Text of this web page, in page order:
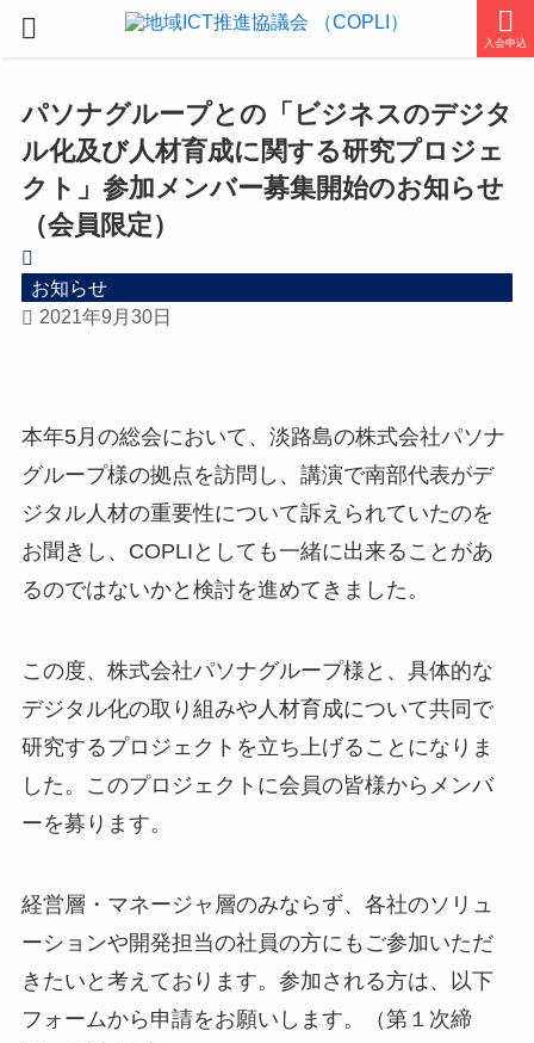
入会申込
パソナグループとの「ビジネスのデジタ
ル化及び人材育成に関する研究プロジェ
クト」参加メンバー募集開始のお知らせ
（会員限定）
お知らせ
2021年9月30日
本年5月の総会において、淡路島の株式会社パソナ
グループ様の拠点を訪問し、講演で南部代表がデ
ジタル人材の重要性について訴えられていたのを
お聞きし、COPLIとしても一緒に出来ることがあ
るのではないかと検討を進めてきました。
この度、株式会社パソナグループ様と、具体的な
デジタル化の取り組みや人材育成について共同で
研究するプロジェクトを立ち上げることになりま
した。このプロジェクトに会員の皆様からメンバ
ーを募ります。
経営層・マネージャ層のみならず、各社のソリュ
ーションや開発担当の社員の方にもご参加いただ
きたいと考えております。参加される方は、以下
フォームから申請をお願いします。（第１次締